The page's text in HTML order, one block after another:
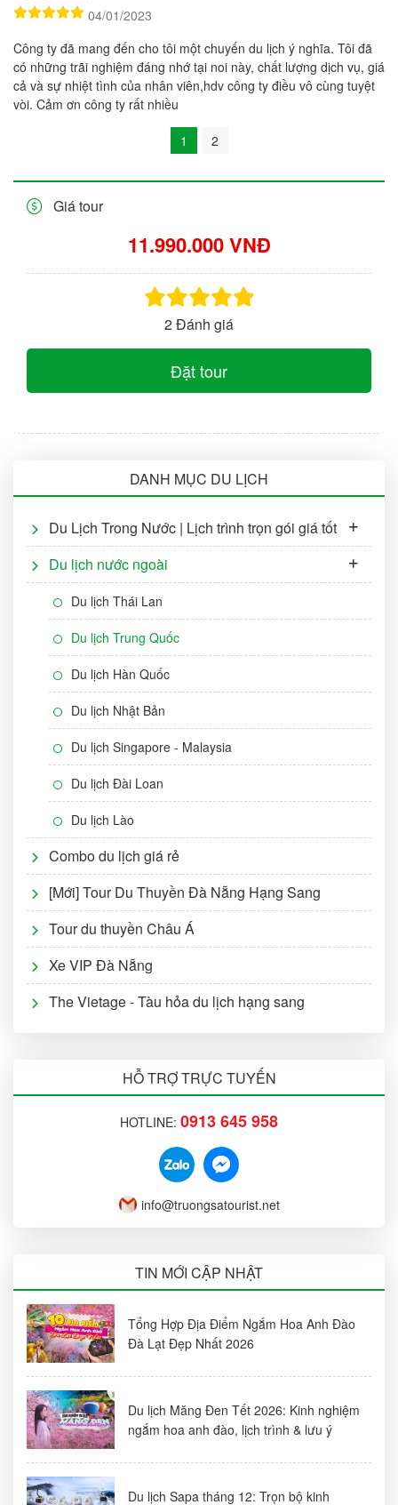
04/01/2023
Công ty đã mang đến cho tôi một chuyến du lịch ý nghĩa. Tôi đã
có những trãi nghiệm đáng nhớ tại noi này, chất lượng dịch vụ, giá
cả và sự nhiệt tình của nhân viên,hdv công ty điều vô cùng tuyệt
vòi. Cảm ơn công ty rất nhiều
1 2
Giá tour
11.990.000 VNĐ
2 Đánh giá
Đặt tour
DANH MỤC DU LỊCH
Du Lịch Trong Nước | Lịch trình trọn gói giá tốt
Du lịch nước ngoài
Du lịch Thái Lan
Du lịch Trung Quốc
Du lịch Hàn Quốc
Du lịch Nhật Bản
Du lịch Singapore - Malaysia
Du lịch Đài Loan
Du lịch Lào
Combo du lịch giá rẻ
[Mới] Tour Du Thuyền Đà Nẵng Hạng Sang
Tour du thuyền Châu Á
Xe VIP Đà Nẵng
The Vietage - Tàu hỏa du lịch hạng sang
HỖ TRỢ TRỰC TUYẾN
HOTLINE: 0913 645 958
info@truongsatourist.net
TIN MỚI CẬP NHẬT
Tổng Hợp Địa Điểm Ngắm Hoa Anh Đào
Đà Lạt Đẹp Nhất 2026
Du lịch Măng Đen Tết 2026: Kinh nghiệm
ngắm hoa anh đào, lịch trình & lưu ý
Du lịch Sapa tháng 12: Trọn bộ kinh